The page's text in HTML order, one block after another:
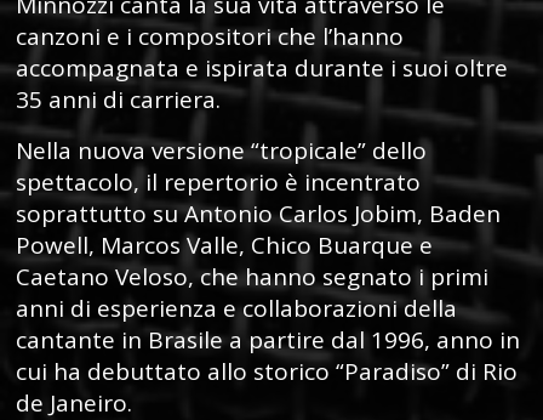
canzoni e i compositori che l’hanno
accompagnata e ispirata durante i suoi oltre
35 anni di carriera.
Nella nuova versione “tropicale” dello
spettacolo, il repertorio è incentrato
soprattutto su Antonio Carlos Jobim, Baden
Powell, Marcos Valle, Chico Buarque e
Caetano Veloso, che hanno segnato i primi
anni di esperienza e collaborazioni della
cantante in Brasile a partire dal 1996, anno in
cui ha debuttato allo storico “Paradiso” di Rio
de Janeiro.